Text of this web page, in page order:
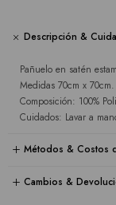
Descripción &
Pañuelo en satén
Medidas 70cm x 70cm.
Composición: 100%
Cuidados: Lavar a
Métodos & Costos
Cambios &